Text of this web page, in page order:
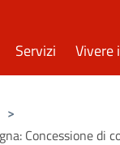
Servizi Vivere
>
Concessione